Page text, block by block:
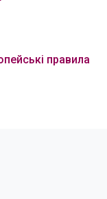
правила